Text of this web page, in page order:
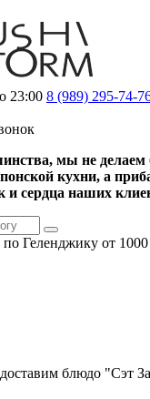
23:00 8 (989) 295-74-
мы не
кухни, а
и сердца наших
по Геленджику от
блюдо "Сэт